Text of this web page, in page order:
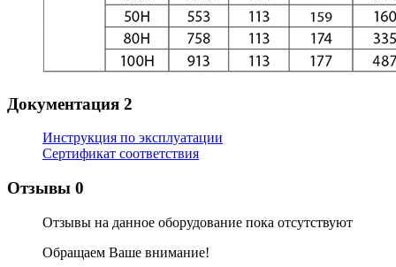
Документация 2
Инструкция по эксплуатации
Сертификат соответствия
Отзывы 0
Отзывы на данное оборудование пока отсутствуют
Обращаем Ваше внимание!